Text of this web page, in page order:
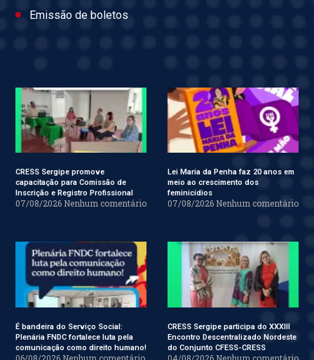
Emissão de boletos
CRESS Sergipe promove
capacitação para Comissão de
Inscrição e Registro Profissional
07/08/2026 Nenhum comentário
Lei Maria da Penha faz 20 anos em
meio ao crescimento dos
feminicídios
07/08/2026 Nenhum comentário
É bandeira do Serviço Social:
Plenária FNDC fortalece luta pela
comunicação como direito humano!
06/08/2026 Nenhum comentário
CRESS Sergipe participa do XXXIII
Encontro Descentralizado Nordeste
do Conjunto CFESS-CRESS
04/08/2026 Nenhum comentário